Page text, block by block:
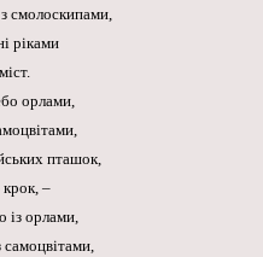
смолоскипами,
ріками
орлами,
пташок,
–
із орлами,
самоцвітами,